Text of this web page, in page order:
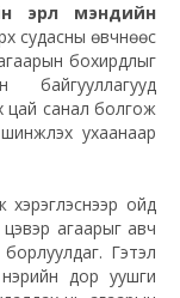
мэндийн
судасны өвчнөөс
бохирдлыг
цай санал болгож
ухаанаар
хэрэглэснээр ойд
агаарыг авч
борлуулдаг. Гэтэл
дор уушги